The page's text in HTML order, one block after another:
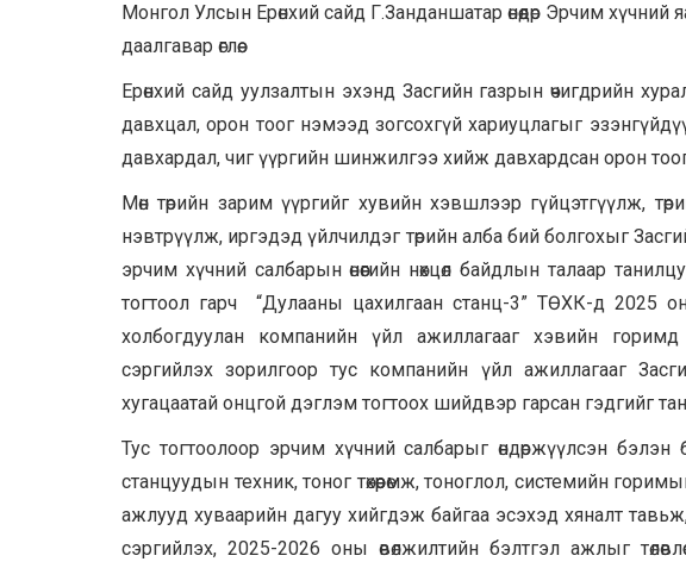
Монгол Улсын Ерөнхий сайд Г.Занданшатар өнөөдөр Эрчим
даалгавар өглөө.
Ерөнхий сайд уулзалтын эхэнд Засгийн газрын өчигдрийн
давхцал, орон тоог нэмээд зогсохгүй хариуцлагыг
давхардал, чиг үүргийн шинжилгээ хийж давхардсан орон тоог
Мөн төрийн зарим үүргийг хувийн хэвшлээр гүйцэтгүүлж,
нэвтрүүлж, иргэдэд үйлчилдэг төрийн алба бий болгохыг
эрчим хүчний салбарын өнөөгийн нөхцөл байдлын талаар
тогтоол гарч “Дулааны цахилгаан станц-3” ТӨХК-д 2025
холбогдуулан компанийн үйл ажиллагааг хэвийн
сэргийлэх зорилгоор тус компанийн үйл ажиллагааг
хугацаатай онцгой дэглэм тогтоох шийдвэр гарсан гэдгийг
Тус тогтоолоор эрчим хүчний салбарыг өндөржүүлсэн
станцуудын техник, тоног төхөөрөмж, тоноглол, системийн
ажлууд хуваарийн дагуу хийгдэж байгаа эсэхэд хяналт
сэргийлэх, 2025-2026 оны өвөлжилтийн бэлтгэл ажлыг